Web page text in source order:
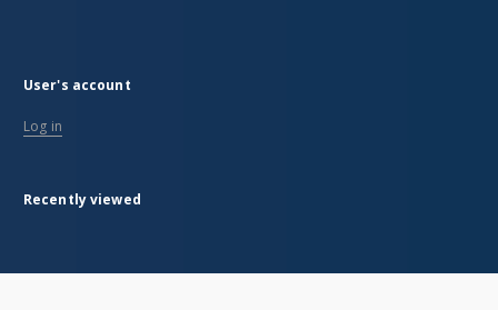
User's account
Log in
Recently viewed